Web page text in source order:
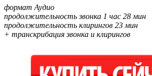
формат Аудио
продолжительность звонка 1 час 28 мин
продолжительность клирингов 23 мин
+ транскрибация звонка и клирингов